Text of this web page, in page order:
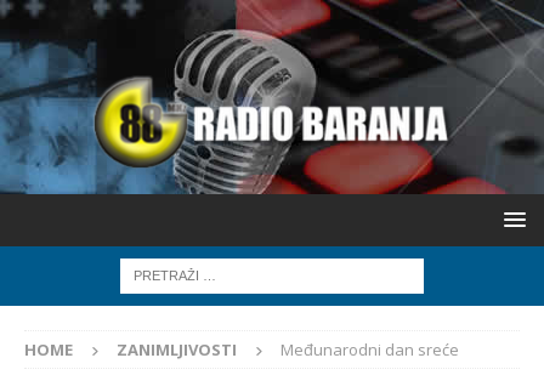
HOME ZANIMLJIVOSTI Međunarodni dan sreće